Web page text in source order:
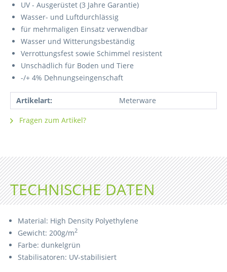
UV - Ausgerüstet (3 Jahre Garantie)
Wasser- und Luftdurchlässig
für mehrmaligen Einsatz verwendbar
Wasser und Witterungsbeständig
Verrottungsfest sowie Schimmel resistent
Unschädlich für Boden und Tiere
-/+ 4% Dehnungseingenschaft
Artikelart: Meterware
Fragen zum Artikel?
TECHNISCHE DATEN
Material: High Density Polyethylene
Gewicht: 200g/m2
Farbe: dunkelgrün
Stabilisatoren: UV-stabilisiert